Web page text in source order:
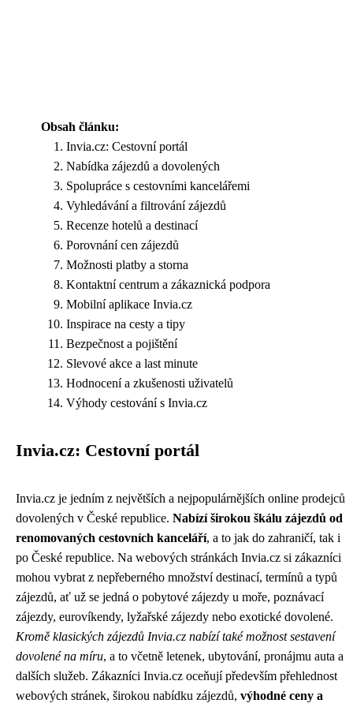
Obsah článku:
Invia.cz: Cestovní portál
Nabídka zájezdů a dovolených
Spolupráce s cestovními kancelářemi
Vyhledávání a filtrování zájezdů
Recenze hotelů a destinací
Porovnání cen zájezdů
Možnosti platby a storna
Kontaktní centrum a zákaznická podpora
Mobilní aplikace Invia.cz
Inspirace na cesty a tipy
Bezpečnost a pojištění
Slevové akce a last minute
Hodnocení a zkušenosti uživatelů
Výhody cestování s Invia.cz
Invia.cz: Cestovní portál
Invia.cz je jedním z největších a nejpopulárnějších online prodejců
dovolených v České republice. Nabízí širokou škálu zájezdů od
renomovaných cestovních kanceláří, a to jak do zahraničí, tak i
po České republice. Na webových stránkách Invia.cz si zákazníci
mohou vybrat z nepřeberného množství destinací, termínů a typů
zájezdů, ať už se jedná o pobytové zájezdy u moře, poznávací
zájezdy, eurovíkendy, lyžařské zájezdy nebo exotické dovolené.
Kromě klasických zájezdů Invia.cz nabízí také možnost sestavení
dovolené na míru, a to včetně letenek, ubytování, pronájmu auta a
dalších služeb. Zákazníci Invia.cz oceňují především přehlednost
webových stránek, širokou nabídku zájezdů, výhodné ceny a